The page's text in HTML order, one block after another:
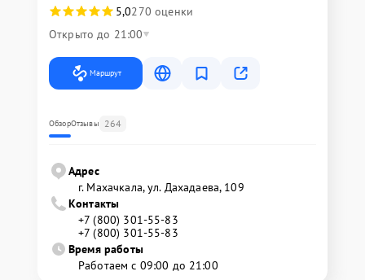
5,0270 оценки
Открыто до 21:00
Маршрут
ОбзорОтзывы 264
Адрес
г. Махачкала, ул. Дахадаева, 109
Контакты
+7 (800) 301-55-83
+7 (800) 301-55-83
Время работы
Работаем с 09:00 до 21:00